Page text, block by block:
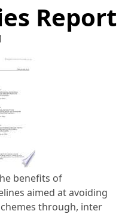
Report
benefits of
aimed at avoiding
through, inter